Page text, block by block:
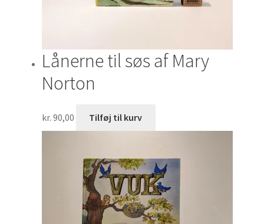
Lånerne til søs af Mary
Norton
kr. 90,00 Tilføj til kurv